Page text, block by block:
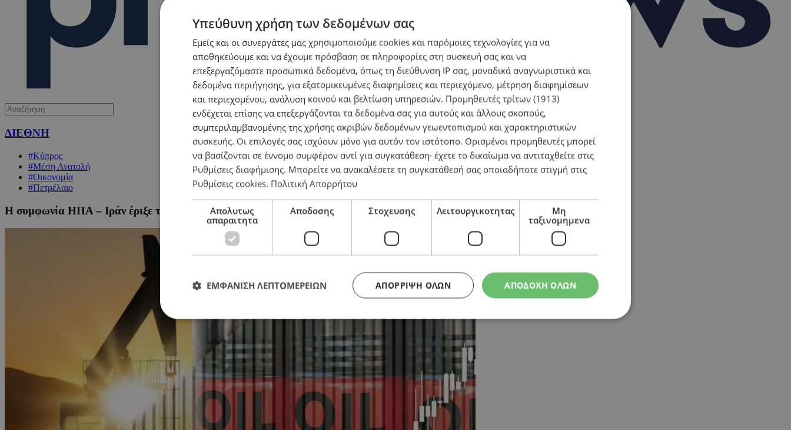
ΔΙΕΘΝΗ
#Κύπρος
#Μέση Ανατολή
#Οικονομία
#Πετρέλαιο
Η συμφωνία ΗΠΑ – Ιράν έριξε τις τιμές: Έπεσε κάτω από τα $80 το βαρέλι το πετρέλαιο
Υπεύθυνη χρήση των δεδομένων σας
Εμείς και οι συνεργάτες μας χρησιμοποιούμε cookies και παρόμοιες τεχνολογίες για να
αποθηκεύουμε και να έχουμε πρόσβαση σε πληροφορίες στη συσκευή σας και να
επεξεργαζόμαστε προσωπικά δεδομένα, όπως τη διεύθυνση IP σας, μοναδικά αναγνωριστικά και
δεδομένα περιήγησης, για εξατομικευμένες διαφημίσεις και περιεχόμενο, μέτρηση διαφημίσεων
και περιεχομένου, ανάλυση κοινού και βελτίωση υπηρεσιών. Προμηθευτές τρίτων (1913)
ενδέχεται επίσης να επεξεργάζονται τα δεδομένα σας για αυτούς και άλλους σκοπούς,
συμπεριλαμβανομένης της χρήσης ακριβών δεδομένων γεωεντοπισμού και χαρακτηριστικών
συσκευής. Οι επιλογές σας ισχύουν μόνο για αυτόν τον ιστότοπο. Ορισμένοι προμηθευτές μπορεί
να βασίζονται σε έννομο συμφέρον αντί για συγκατάθεση· έχετε το δικαίωμα να αντιταχθείτε στις
Ρυθμίσεις διαφήμισης. Μπορείτε να ανακαλέσετε τη συγκατάθεσή σας οποιαδήποτε στιγμή στις
Ρυθμίσεις cookies. Πολιτική Απορρήτου
Απολυτως
απαραιτητα
Αποδοσης Στοχευσης Λειτουργικοτητας
Μη
ταξινομημενα
ΑΠΟΔΟΧΗ ΟΛΩΝ
ΑΠΌΡΡΙΨΗ ΌΛΩΝ
ΕΜΦΑΝΙΣΗ ΛΕΠΤΟΜΕΡΕΙΩΝ